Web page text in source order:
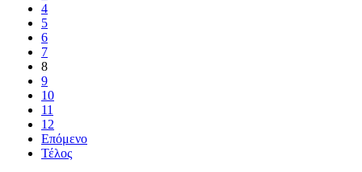
4
5
6
7
8
9
10
11
12
Επόμενο
Τέλος